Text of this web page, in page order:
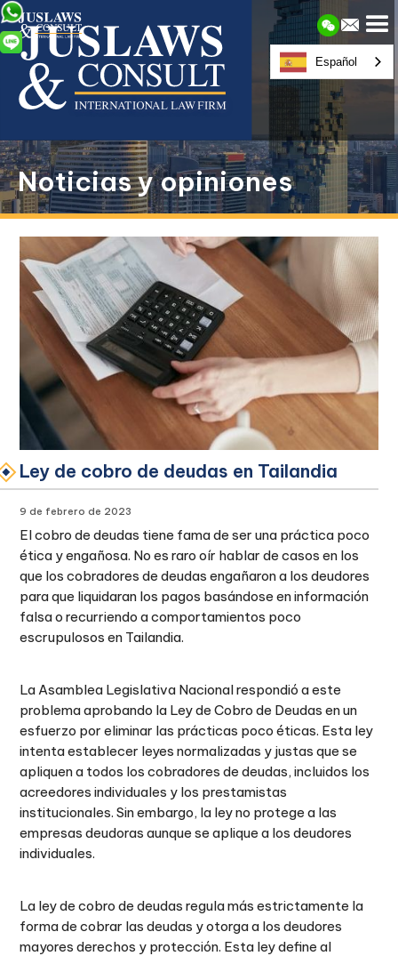
Noticias y opiniones
Ley de cobro de deudas en Tailandia
9 de febrero de 2023
El cobro de deudas tiene fama de ser una práctica poco
ética y engañosa. No es raro oír hablar de casos en los
que los cobradores de deudas engañaron a los deudores
para que liquidaran los pagos basándose en información
falsa o recurriendo a comportamientos poco
escrupulosos en Tailandia.
La Asamblea Legislativa Nacional respondió a este
problema aprobando la Ley de Cobro de Deudas en un
esfuerzo por eliminar las prácticas poco éticas. Esta ley
intenta establecer leyes normalizadas y justas que se
apliquen a todos los cobradores de deudas, incluidos los
acreedores individuales y los prestamistas
institucionales. Sin embargo, la ley no protege a las
empresas deudoras aunque se aplique a los deudores
individuales.
La ley de cobro de deudas regula más estrictamente la
forma de cobrar las deudas y otorga a los deudores
mayores derechos y protección. Esta ley define al
Español